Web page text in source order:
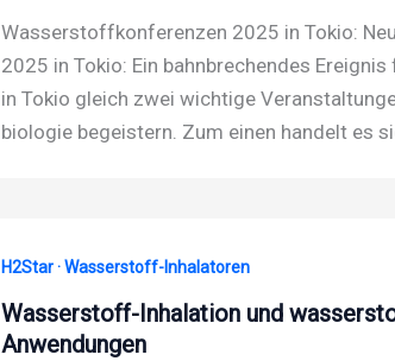
Wasserstoffkonferenzen 2025 in Tokio:
2025 in Tokio: Ein bahnbrechendes
in Tokio gleich zwei wichtige
biologie begeistern. Zum einen handelt es
H2Star · Wasserstoff-Inhalatoren
Wasserstoff-Inhalation und
Anwendungen